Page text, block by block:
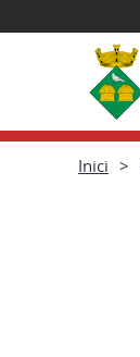
Inici